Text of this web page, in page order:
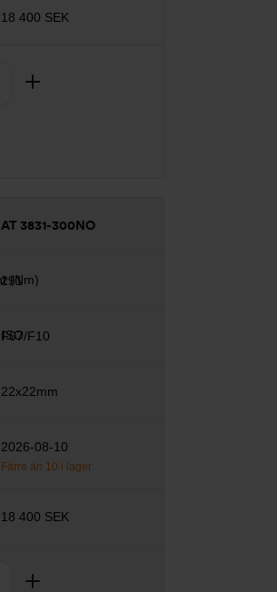
18 400 SEK
AT 3831-300NO
291
F07/F10
22x22mm
2026-08-10
Färre än 10 i lager
18 400 SEK